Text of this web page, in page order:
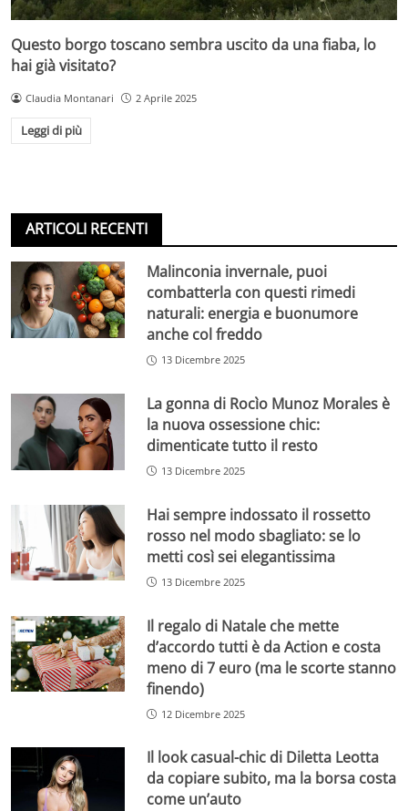
Questo borgo toscano sembra uscito da una fiaba, lo
hai già visitato?
Claudia Montanari 2 Aprile 2025
Leggi di più
ARTICOLI RECENTI
Malinconia invernale, puoi
combatterla con questi rimedi
naturali: energia e buonumore
anche col freddo
13 Dicembre 2025
La gonna di Rocìo Munoz Morales è
la nuova ossessione chic:
dimenticate tutto il resto
13 Dicembre 2025
Hai sempre indossato il rossetto
rosso nel modo sbagliato: se lo
metti così sei elegantissima
13 Dicembre 2025
Il regalo di Natale che mette
d’accordo tutti è da Action e costa
meno di 7 euro (ma le scorte stanno
finendo)
12 Dicembre 2025
Il look casual-chic di Diletta Leotta
da copiare subito, ma la borsa costa
come un’auto